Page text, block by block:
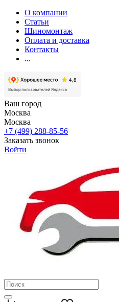
О компании
Статьи
Шиномонтаж
Оплата и доставка
Контакты
...
Ваш город
Москва
Москва
+7 (499) 288-85-56
Заказать звонок
Войти